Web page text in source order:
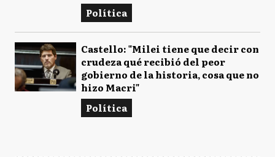
Política
Castello: "Milei tiene que decir con
crudeza qué recibió del peor
gobierno de la historia, cosa que no
hizo Macri"
Política